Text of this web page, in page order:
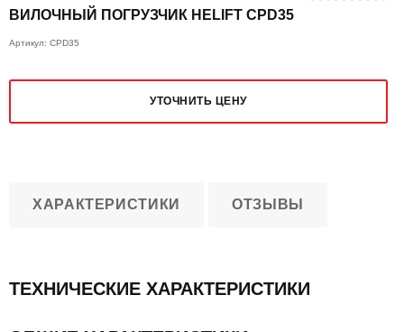
ВИЛОЧНЫЙ ПОГРУЗЧИК HELIFT CPD35
Артикул: CPD35
УТОЧНИТЬ ЦЕНУ
ХАРАКТЕРИСТИКИ ОТЗЫВЫ
ТЕХНИЧЕСКИЕ ХАРАКТЕРИСТИКИ